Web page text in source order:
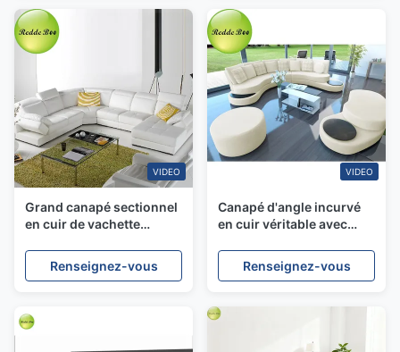
contemporains luxueux
et audacieux
VIDEO
Grand canapé sectionnel
en cuir de vachette
incurvé
Renseignez-vous
VIDEO
Canapé d'angle incurvé
en cuir véritable avec
l'humidité
Renseignez-vous